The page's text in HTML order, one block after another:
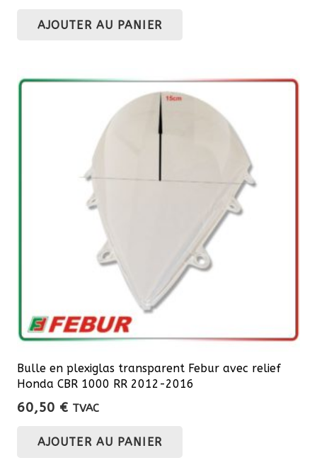
AJOUTER AU PANIER
Bulle en plexiglas transparent Febur avec relief
Honda CBR 1000 RR 2012-2016
60,50 € TVAC
AJOUTER AU PANIER